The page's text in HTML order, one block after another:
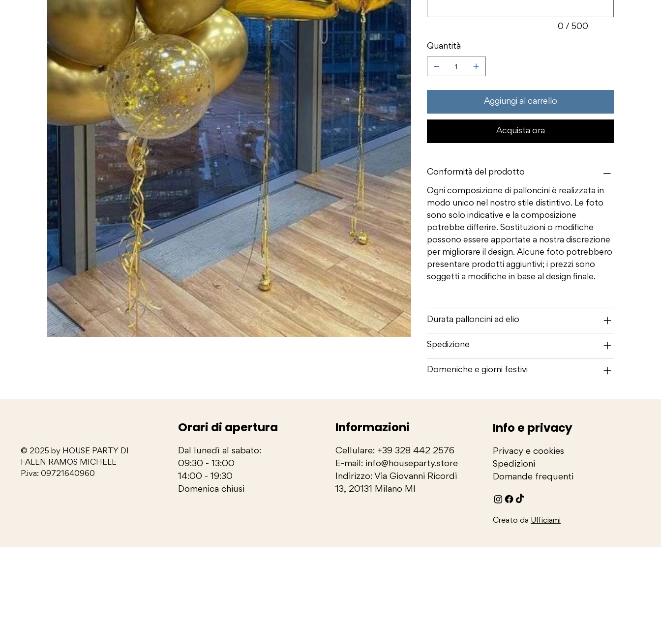
0 / 500
Quantità
Aggiungi al carrello
Acquista ora
Conformità del prodotto
Ogni composizione di palloncini è realizzata in
modo unico nel nostro stile distintivo. Le foto
sono solo indicative e la composizione
potrebbe differire. Sostituzioni o modifiche
possono essere apportate a nostra discrezione
per migliorare il design. Alcune foto potrebbero
presentare prodotti aggiuntivi; i prezzi sono
soggetti a modifiche in base al design finale.
Durata palloncini ad elio
Spedizione
Domeniche e giorni festivi
© 2025 by HOUSE PARTY DI
FALEN RAMOS MICHELE
P.iva: 09721640960
Orari di apertura
Dal lunedì al sabato:
09:30 - 13:00
14:00 - 19:30
Domenica chiusi
Informazioni
Cellulare: +39 328 442 2576
E-mail: info@houseparty.store
Indirizzo: Via Giovanni Ricordi
13, 20131 Milano MI
Info e privacy
Privacy e cookies
Spedizioni
Domande frequenti
Creato da Ufficiami